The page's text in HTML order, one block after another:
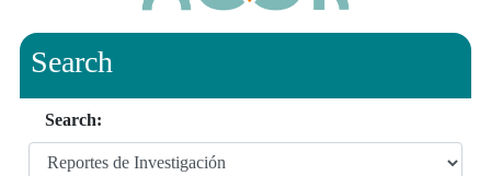
Search
Search: